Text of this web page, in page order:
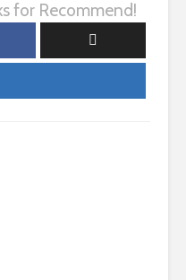
for Recommend!